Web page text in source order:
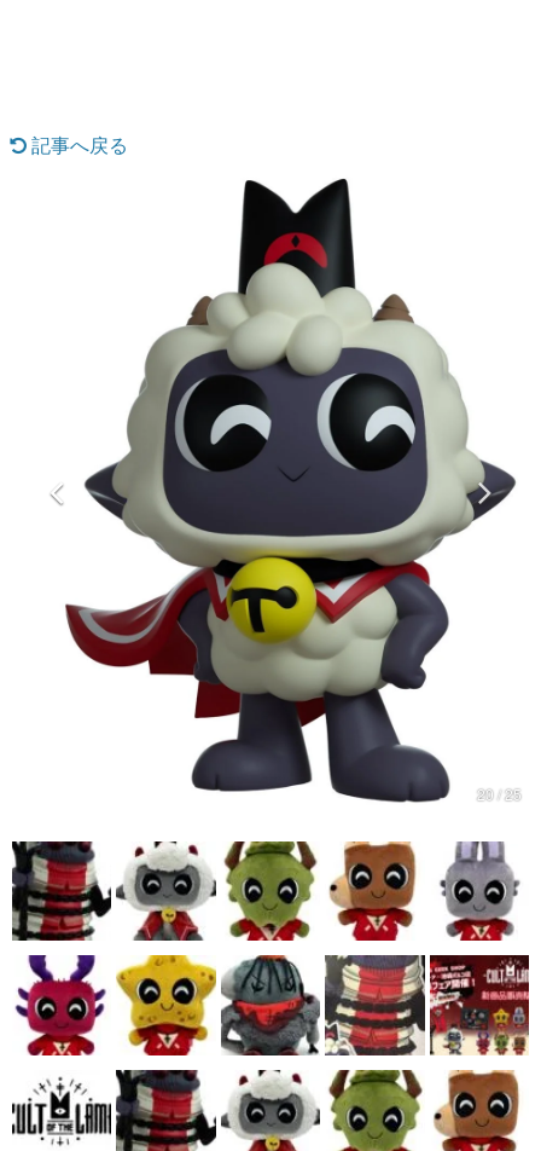
具体的な形から解き明かしていく、硬派で骨太な評論連載
ゲームが変えた日本語
「経験値」「裏技」「ラスボス」… ゲームにまつわる言葉
の起源や用法の変遷を、コンピューター文化史研究家・タ
イニーP氏が徹底調査。
カテゴリ
女性向け
アプリレビュー
その他
電ファミニコゲーマーとは？
記事へ戻る
20 / 25